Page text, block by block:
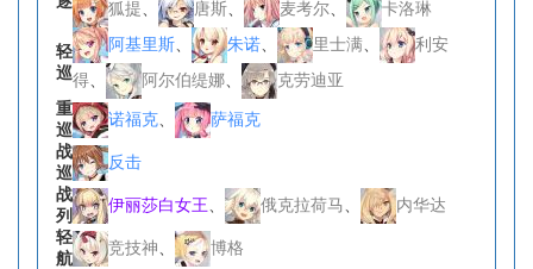
狐提
唐斯 麦考尔 卡洛琳
轻
巡
阿基里斯 朱诺 里士满
利安
得
阿尔伯缇娜
克劳迪亚
重
巡
诺福克
萨福克
战
巡
反击
战
列
伊丽莎白女王 俄克拉荷马
内华达
轻
航
竞技神 博格